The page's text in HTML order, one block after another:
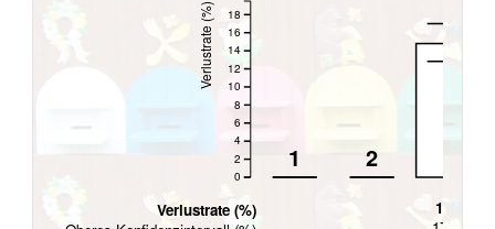
0
2
4
6
8
10
12
14
16
18
Verlustrate (%)
Verlustrate (%)
1 2
14.8